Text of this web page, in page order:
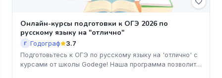
Онлайн-курсы подготовки к ОГЭ 2026 по
русскому языку на "отлично"
Г Годограф 3.7
Подготовьтесь к ОГЭ по русскому языку на 'отлично' с
курсами от школы Godege! Наша программа позволит